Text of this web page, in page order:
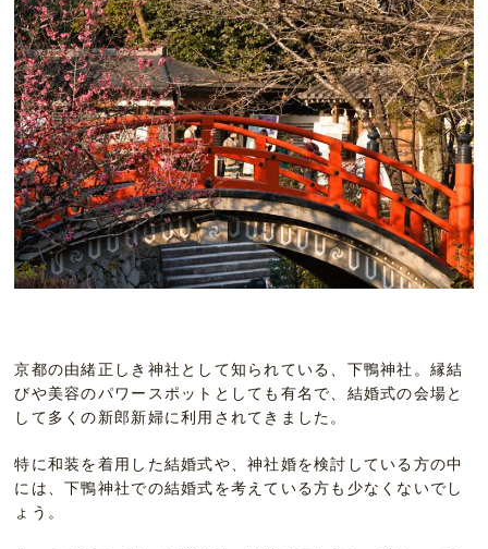
京都の由緒正しき神社として知られている、下鴨神社。縁結
びや美容のパワースポットとしても有名で、結婚式の会場と
して多くの新郎新婦に利用されてきました。
特に和装を着用した結婚式や、神社婚を検討している方の中
には、下鴨神社での結婚式を考えている方も少なくないでし
ょう。